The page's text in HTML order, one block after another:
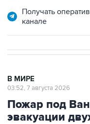
Получать
канале
В МИРЕ
03:52, 7 августа 2026
Пожар под
эвакуации